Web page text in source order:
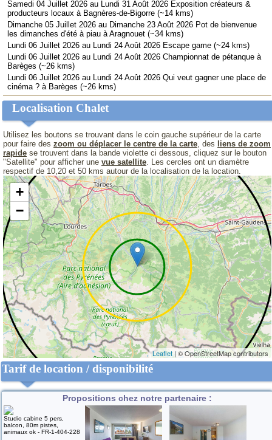
Samedi 04 Juillet 2026 au Lundi 31 Août 2026 Exposition créateurs &
producteurs locaux à Bagnères-de-Bigorre (~14 kms)
Dimanche 05 Juillet 2026 au Dimanche 23 Août 2026 Pot de bienvenue
les dimanches d'été à piau à Aragnouet (~34 kms)
Lundi 06 Juillet 2026 au Lundi 24 Août 2026 Escape game (~24 kms)
Lundi 06 Juillet 2026 au Lundi 24 Août 2026 Championnat de pétanque à
Barèges (~26 kms)
Lundi 06 Juillet 2026 au Lundi 24 Août 2026 Qui veut gagner une place de
cinéma ? à Barèges (~26 kms)
Localisation Chalet
Utilisez les boutons se trouvant dans le coin gauche supérieur de la carte
pour faire des zoom ou déplacer le centre de la carte, des
liens de zoom
rapide se trouvent dans la bande violette ci dessous, cliquez sur le bouton
"Satellite" pour afficher une vue satellite. Les cercles ont un diamètre
respectif de 10,20 et 50 kms autour de la localisation de la location.
+
−
Leaflet | © OpenStreetMap contributors
Tarif de location / disponibilité
Propositions chez notre partenaire :
Studio cabine 5 pers,
balcon, 80m pistes,
animaux ok - FR-1-404-228